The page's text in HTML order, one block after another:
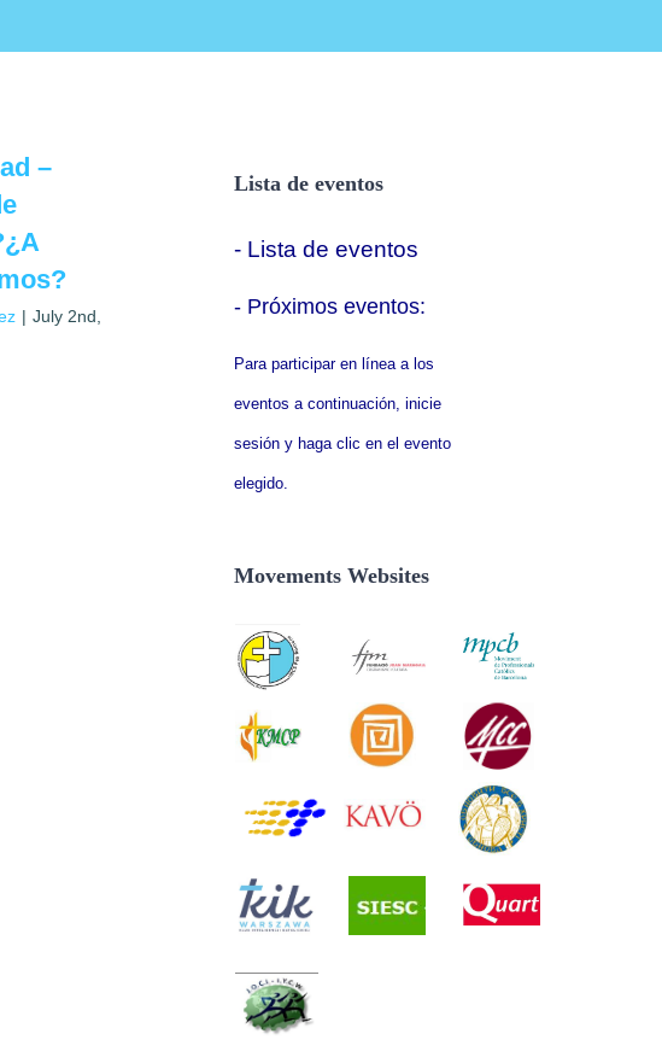
–
| July 2nd,
Lista de eventos
- Lista de eventos
- Próximos eventos:
Para participar en línea a los
eventos a continuación, inicie
sesión y haga clic en el evento
elegido.
Movements Websites